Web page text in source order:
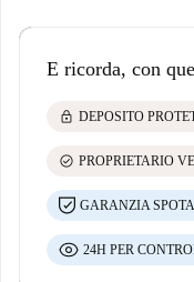
E ricorda, con
lock DEPOSITO
check_circle PROPRIETARIO
GARANZIA
24H PER